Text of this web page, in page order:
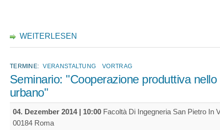
WEITERLESEN
TERMINE: VERANSTALTUNG VORTRAG
Seminario: "Cooperazione produttiva nello
urbano"
04. Dezember 2014 | 10:00 Facoltà Di Ingegneria San Pietro In
00184 Roma